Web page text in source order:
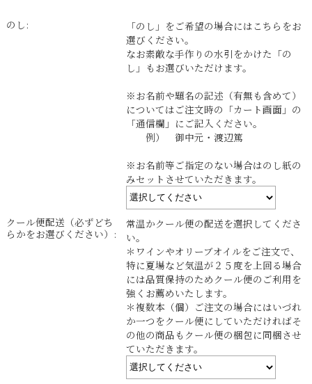
のし:
「のし」をご希望の場合にはこちらをお
選びください。
なお素敵な手作りの水引をかけた「の
し」もお選びいただけます。
※お名前や題名の記述（有無も含めて）
についてはご注文時の「カート画面」の
「通信欄」にご記入ください。
例） 御中元・渡辺篤
※お名前等ご指定のない場合はのし紙の
みセットさせていただきます。
クール便配送（必ずどち
らかをお選びください）:
常温かクール便の配送を選択してくださ
い。
＊ワインやオリーブオイルをご注文で、
特に夏場など気温が２５度を上回る場合
には品質保持のためクール便のご利用を
強くお薦めいたします。
＊複数本（個）ご注文の場合にはいづれ
か一つをクール便にしていただければそ
の他の商品もクール便の梱包に同梱させ
ていただきます。